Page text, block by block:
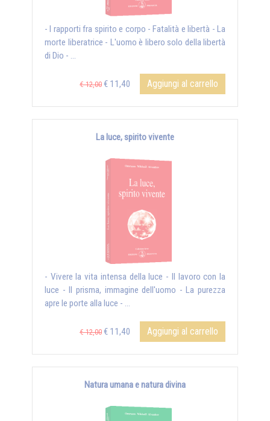
- I rapporti fra spirito e corpo - Fatalità e libertà - La
morte liberatrice - L'uomo è libero solo della libertà
di Dio - ...
€ 12,00 € 11,40 Aggiungi al carrello
La luce, spirito vivente
- Vivere la vita intensa della luce - Il lavoro con la
luce - Il prisma, immagine dell'uomo - La purezza
apre le porte alla luce - ...
€ 12,00 € 11,40 Aggiungi al carrello
Natura umana e natura divina